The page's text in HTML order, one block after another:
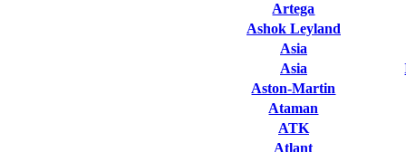
Artega
Ashok Leyland
Asia
Asia
Aston-Martin
Ataman
ATK
Atlant